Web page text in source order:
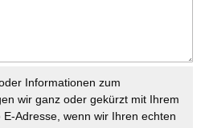
Informationen zum
wir ganz oder gekürzt mit Ihrem
Adresse, wenn wir Ihren echten